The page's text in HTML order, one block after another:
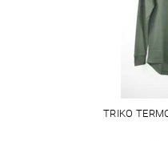
TRIKO